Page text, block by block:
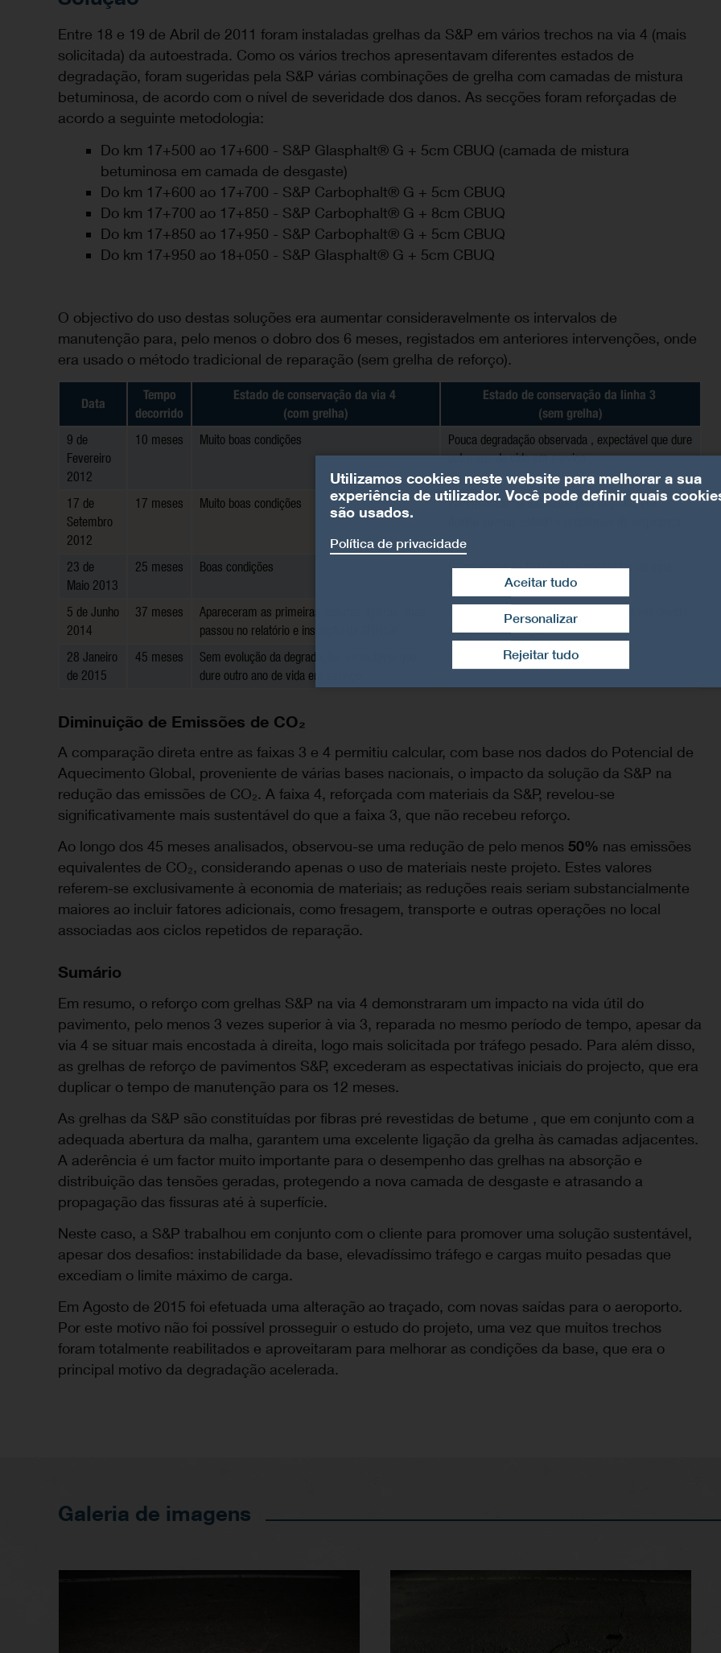
Entre 18 e 19 de Abril de 2011 foram instaladas grelhas da S&P em vários trechos na via 4 (mais
solicitada) da autoestrada. Como os vários trechos apresentavam diferentes estados de
degradação, foram sugeridas pela S&P várias combinações de grelha com camadas de mistura
betuminosa, de acordo com o nível de severidade dos danos. As secções foram reforçadas de
acordo a seguinte metodologia:
Do km 17+500 ao 17+600 - S&P Glasphalt® G + 5cm CBUQ (camada de mistura
betuminosa em camada de desgaste)
Do km 17+600 ao 17+700 - S&P Carbophalt® G + 5cm CBUQ
Do km 17+700 ao 17+850 - S&P Carbophalt® G + 8cm CBUQ
Do km 17+850 ao 17+950 - S&P Carbophalt® G + 5cm CBUQ
Do km 17+950 ao 18+050 - S&P Glasphalt® G + 5cm CBUQ
O objectivo do uso destas soluções era aumentar consideravelmente os intervalos de
manutenção para, pelo menos o dobro dos 6 meses, registados em anteriores intervenções, onde
era usado o método tradicional de reparação (sem grelha de reforço).
Data
Tempo
decorrido
Estado de conservação da via 4
(com grelha)
Estado de conservação da linha 3
(sem grelha)
9 de
Fevereiro
2012
10 meses Muito boas condições
Pouca degradação observada , expectável que dure
outro ano de vida em serviço
17 de
Setembro
2012
17 meses Muito boas condições
Pavimentado na totalidade pela segunda vez,
23 de
Maio 2013
25 meses Boas condições
Completamente fissurada, a necessitar de uma
terceira intervenção
5 de Junho
2014
37 meses
Apareceram as primeiras fissuras ligeiras, mas
passou no relatório e inspeção da ARTESP
Pavimentado na totalidade pela terceira vez devido
a extensa fissuração
28 Janeiro
de 2015
45 meses
Sem evolução da degradação, expectável que
dure outro ano de vida em serviço
Diminuição de Emissões de CO₂
A comparação direta entre as faixas 3 e 4 permitiu calcular, com base nos dados do Potencial de
Aquecimento Global, proveniente de várias bases nacionais, o impacto da solução da S&P na
redução das emissões de CO₂. A faixa 4, reforçada com materiais da S&P, revelou-se
significativamente mais sustentável do que a faixa 3, que não recebeu reforço.
Ao longo dos 45 meses analisados, observou-se uma redução de pelo menos 50% nas emissões
equivalentes de CO₂, considerando apenas o uso de materiais neste projeto. Estes valores
referem-se exclusivamente à economia de materiais; as reduções reais seriam substancialmente
maiores ao incluir fatores adicionais, como fresagem, transporte e outras operações no local
associadas aos ciclos repetidos de reparação.
Sumário
Em resumo, o reforço com grelhas S&P na via 4 demonstraram um impacto na vida útil do
pavimento, pelo menos 3 vezes superior à via 3, reparada no mesmo período de tempo, apesar da
via 4 se situar mais encostada à direita, logo mais solicitada por tráfego pesado. Para além disso,
as grelhas de reforço de pavimentos S&P, excederam as espectativas iniciais do projecto, que era
duplicar o tempo de manutenção para os 12 meses.
As grelhas da S&P são constituídas por fibras pré revestidas de betume , que em conjunto com a
adequada abertura da malha, garantem uma excelente ligação da grelha às camadas adjacentes.
A aderência é um factor muito importante para o desempenho das grelhas na absorção e
distribuição das tensões geradas, protegendo a nova camada de desgaste e atrasando a
propagação das fissuras até à superfície.
Neste caso, a S&P trabalhou em conjunto com o cliente para promover uma solução sustentável,
apesar dos desafios: instabilidade da base, elevadíssimo tráfego e cargas muito pesadas que
excediam o limite máximo de carga.
Em Agosto de 2015 foi efetuada uma alteração ao traçado, com novas saídas para o aeroporto.
Por este motivo não foi possível prosseguir o estudo do projeto, uma vez que muitos trechos
foram totalmente reabilitados e aproveitaram para melhorar as condições da base, que era o
principal motivo da degradação acelerada.
Galeria de imagens
Utilizamos cookies neste website para melhorar a sua
experiência de utilizador. Você pode definir quais
são usados.
Política de privacidade
Rejeitar tudo
Aceitar tudo
Retirar consentimento
Personalizar